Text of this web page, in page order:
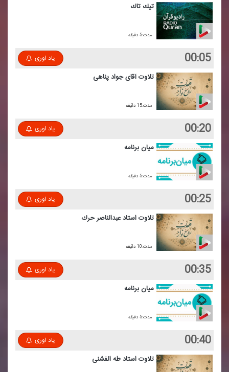
تیك تاك
مدت:5 دقیقه
00:05 یاد اوری
تلاوت آقای جواد پناهی
مدت:15 دقیقه
00:20 یاد اوری
میان برنامه
مدت:5 دقیقه
00:25 یاد اوری
تلاوت استاد عبدالناصر حرك
مدت:10 دقیقه
00:35 یاد اوری
میان برنامه
مدت:5 دقیقه
00:40 یاد اوری
تلاوت استاد طه الفشنی